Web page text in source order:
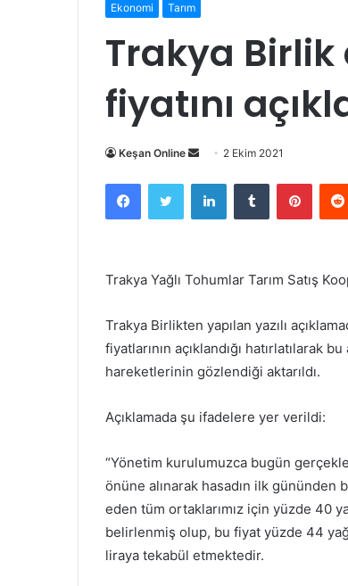
Ekonomi Tarım
Trakya Birlik
fiyatını
Keşan Online
Bir
posta
göndermek
2 Ekim 2021
FacebookTwitter LinkedInTumblr
Trakya Yağlı Tohumlar Tarım Satış
Trakya Birlikten yapılan yazılı
fiyatlarının açıklandığı hatırlatılarak
hareketlerinin gözlendiği aktarıldı.
Açıklamada şu ifadelere yer verildi:
“Yönetim kurulumuzca bugün
önüne alınarak hasadın ilk
eden tüm ortaklarımız için yüzde 40
belirlenmiş olup, bu fiyat yüzde 44
liraya tekabül etmektedir.